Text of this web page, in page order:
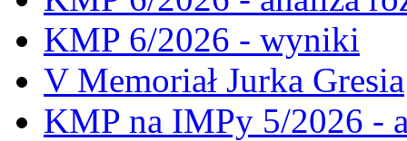
KMP 6/2026 - wyniki
V Memoriał Jurka Gresia
KMP na IMPy 5/2026 -